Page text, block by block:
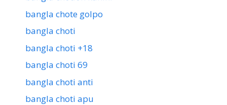
bangla chote golpo
bangla choti
bangla choti +18
bangla choti 69
bangla choti anti
bangla choti apu